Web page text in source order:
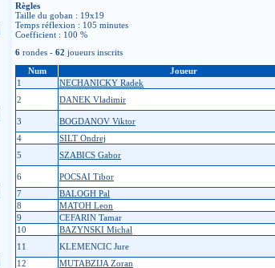
Règles
Taille du goban : 19x19
Temps réflexion : 105 minutes
Coefficient : 100 %
6 rondes - 62 joueurs inscrits
Num
Joueur
1
NECHANICKY Radek
2
DANEK Vladimir
3 BOGDANOV Viktor
4
SILT Ondrej
5
SZABICS Gabor
6 POCSAI Tibor
7
BALOGH Pal
8
MATOH Leon
9
CEFARIN Tamar
10
BAZYNSKI Michal
11
KLEMENCIC Jure
12
MUTABZIJA Zoran